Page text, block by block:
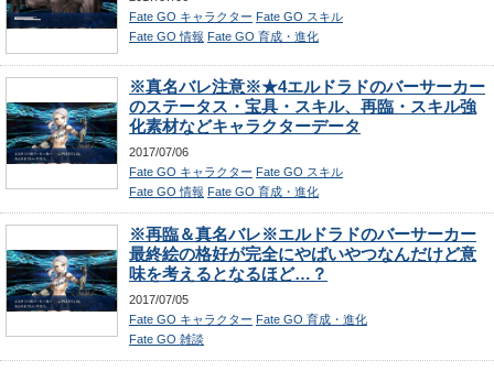
Fate GO キャラクター Fate GO スキル
Fate GO 情報 Fate GO 育成・進化
※真名バレ注意※★4エルドラドのバーサーカー
のステータス・宝具・スキル、再臨・スキル強
化素材などキャラクターデータ
2017/07/06
Fate GO キャラクター Fate GO スキル
Fate GO 情報 Fate GO 育成・進化
※再臨＆真名バレ※エルドラドのバーサーカー
最終絵の格好が完全にやばいやつなんだけど意
味を考えるとなるほど…？
2017/07/05
Fate GO キャラクター Fate GO 育成・進化
Fate GO 雑談